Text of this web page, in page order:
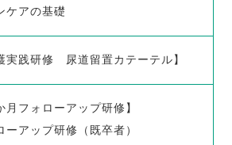
ケアの基礎
実践研修 尿道留置カテーテル】
月フォローアップ研修】
ーアップ研修（既卒者）